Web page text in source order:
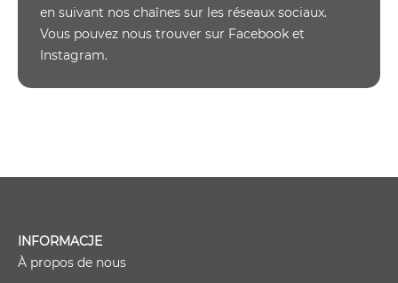
en suivant nos chaînes sur les réseaux sociaux.
Vous pouvez nous trouver sur Facebook et
Instagram.
INFORMACJE
À propos de nous